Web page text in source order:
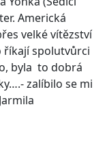
Americká
velké vítězství
říkají spolutvůrci
byla to dobrá
zalíbilo se mi